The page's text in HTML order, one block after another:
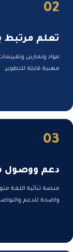
02
تعلم مرتبط
مواد وتمارين
مهنية قابلة للتطوير.
03
دعم ووصول
منصة ثنائية اللغة
واضحة للدعم